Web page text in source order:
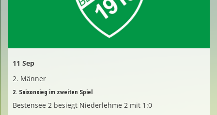
Fan- und Trainingskleidung - Shop
Unser Verein live auf fußball.de
11 Sep
2. Männer
2. Saisonsieg im zweiten Spiel
Bestensee 2 besiegt Niederlehme 2 mit 1:0